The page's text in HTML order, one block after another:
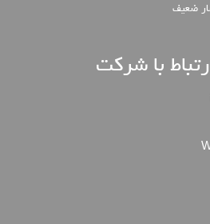
ضعيف
با شرکت